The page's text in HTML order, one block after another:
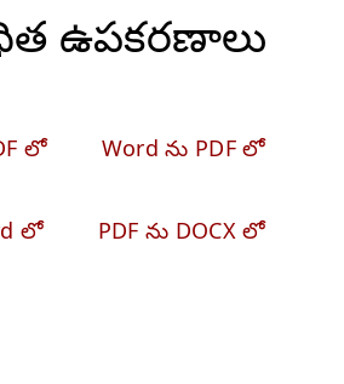
ఉపకరణాలు
లో Word ను PDF లో
లో PDF ను DOCX లో